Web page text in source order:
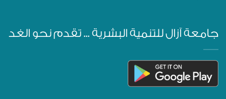
جامعة آزال للتنمية البشرية ... تقدم نحو الغد